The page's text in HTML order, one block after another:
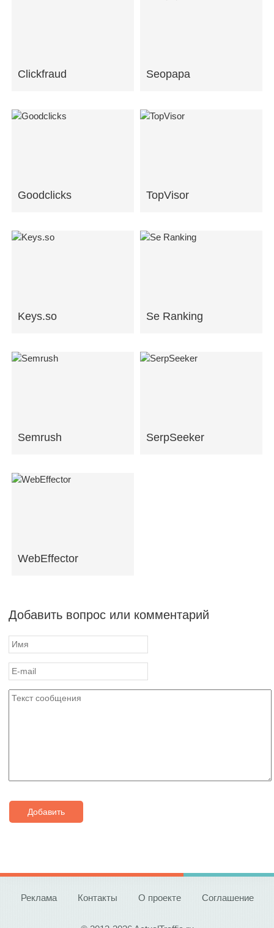
Clickfraud Seopapa
Goodclicks TopVisor
Keys.so Se Ranking
Semrush SerpSeeker
WebEffector
Добавить вопрос или комментарий
Добавить
Реклама Контакты О проекте Соглашение